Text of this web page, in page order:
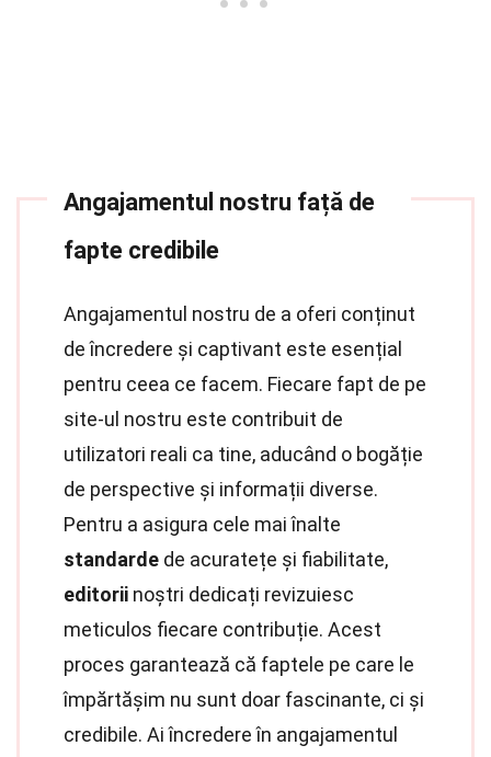
Angajamentul nostru față de
fapte credibile
Angajamentul nostru de a oferi conținut
de încredere și captivant este esențial
pentru ceea ce facem. Fiecare fapt de pe
site-ul nostru este contribuit de
utilizatori reali ca tine, aducând o bogăție
de perspective și informații diverse.
Pentru a asigura cele mai înalte
standarde de acuratețe și fiabilitate,
editorii noștri dedicați revizuiesc
meticulos fiecare contribuție. Acest
proces garantează că faptele pe care le
împărtășim nu sunt doar fascinante, ci și
credibile. Ai încredere în angajamentul